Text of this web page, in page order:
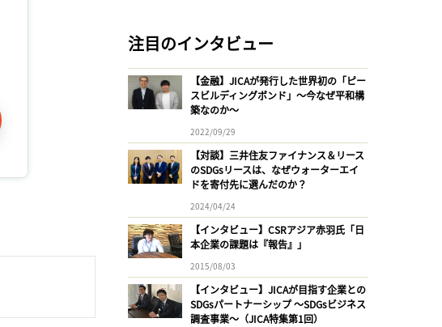
注目のインタビュー
【金融】JICAが発行した世界初の「ピー
スビルディングボンド」〜今なぜ平和構
築なのか〜
2022/09/29
【対談】三井住友ファイナンス＆リース
のSDGsリースは、なぜウォーターエイ
ドを寄付先に選んだのか？
2024/04/24
【インタビュー】CSRアジア赤羽氏「日
本企業の課題は『報告』」
2015/08/03
【インタビュー】JICAが目指す企業との
SDGsパートナーシップ 〜SDGsビジネス
調査事業〜（JICA特集第1回）